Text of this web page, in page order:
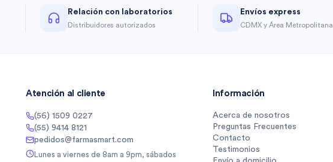
Relación con laboratorios
Distribuidores autorizados
Envíos express
CDMX y Área Metropolitana
Atención al cliente
(56) 1509 0227
(55) 9414 8121
pedidos@farmasmart.com
Lunes a viernes de 8am a 9pm, sábados
Información
Acerca de nosotros
Preguntas Frecuentes
Contacto
Testimonios